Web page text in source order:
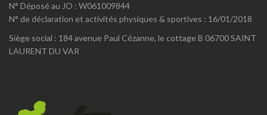
N° Déposé au JO : W061009844
N° de déclaration et activités physiques & sportives : 16/01/2018
Siège social : 184 avenue Paul Cézanne, le cottage B 06700 SAINT
LAURENT DU VAR